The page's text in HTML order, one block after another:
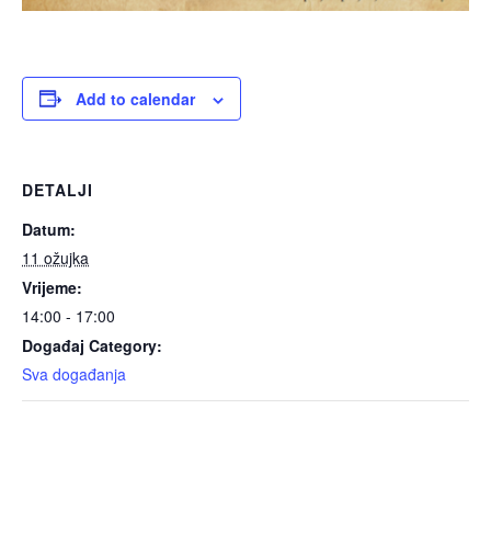
Add to calendar
DETALJI
Datum:
11 ožujka
Vrijeme:
14:00 - 17:00
Događaj Category:
Sva događanja